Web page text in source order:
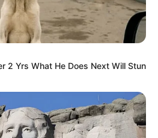
2 Yrs What He Does Next Will Stun